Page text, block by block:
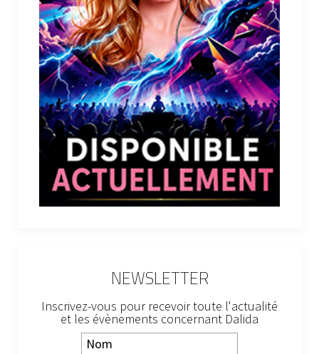
NEWSLETTER
Inscrivez-vous pour recevoir toute l'actualité
et les évènements concernant Dalida